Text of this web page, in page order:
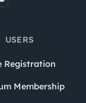
USERS
Registration
Membership